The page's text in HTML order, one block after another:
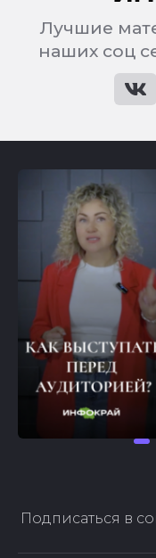
Лучшие
наших соц
Подписаться в